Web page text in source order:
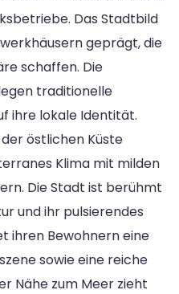
Das Stadtbild
geprägt, die
schaffen. Die
traditionelle
ihre lokale Identität.
östlichen Küste
Klima mit milden
Die Stadt ist berühmt
und ihr pulsierendes
ihren Bewohnern eine
sowie eine reiche
Nähe zum Meer zieht